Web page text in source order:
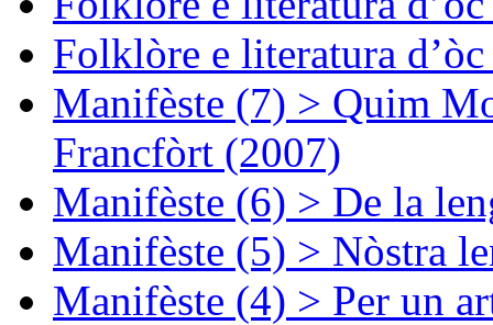
Folklòre e literatura
Manifèste (7) > Quim
Francfòrt (2007)
Manifèste (6) > De la
Manifèste (5) > Nòstra
Manifèste (4) > Per un